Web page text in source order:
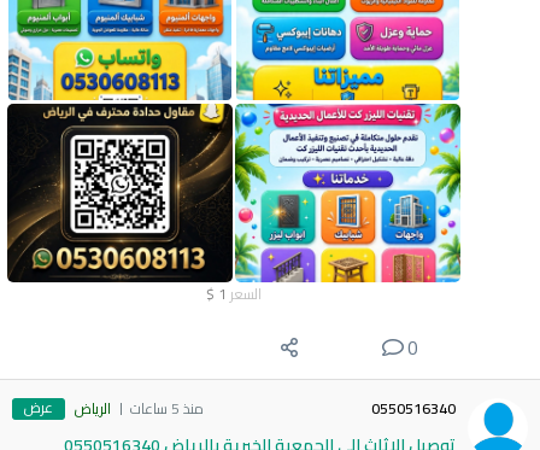
السعر 1
$
0
0550516340 منذ 5 ساعات الرياض عرض